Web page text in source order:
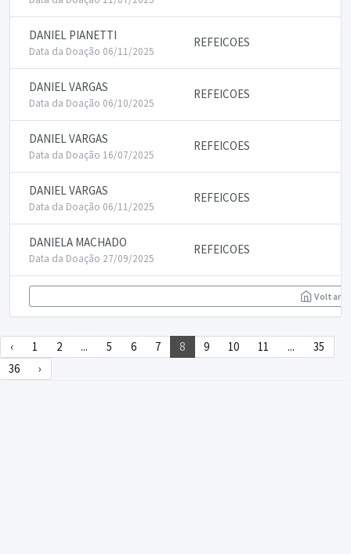
DANIEL PIANETTI
Data da Doação 06/11/2025
REFEICOES
DANIEL VARGAS
Data da Doação 06/10/2025
REFEICOES
DANIEL VARGAS
Data da Doação 16/07/2025
REFEICOES
DANIEL VARGAS
Data da Doação 06/11/2025
REFEICOES
DANIELA MACHADO
Data da Doação 27/09/2025
REFEICOES
Voltar
‹ 1 2 ... 5 6 7 8 9 10 11 ...
35
36
›